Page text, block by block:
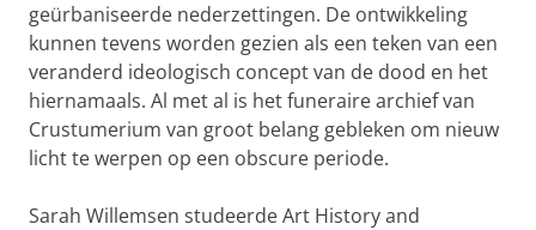
geürbaniseerde nederzettingen. De ontwikkeling
kunnen tevens worden gezien als een teken van een
veranderd ideologisch concept van de dood en het
hiernamaals. Al met al is het funeraire archief van
Crustumerium van groot belang gebleken om nieuw
licht te werpen op een obscure periode.
Sarah Willemsen studeerde Art History and